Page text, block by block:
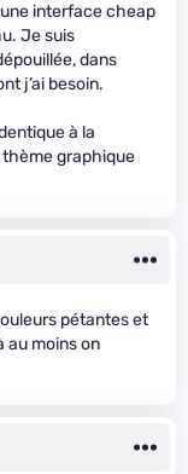
interface cheap
Je suis
dans
j’ai besoin.
à la
thème graphique
pétantes et
au moins on